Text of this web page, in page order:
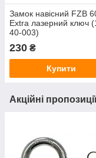
Замок навісний FZB
Extra лазерний ключ
40-003)
230 ₴
Купити
Акційні